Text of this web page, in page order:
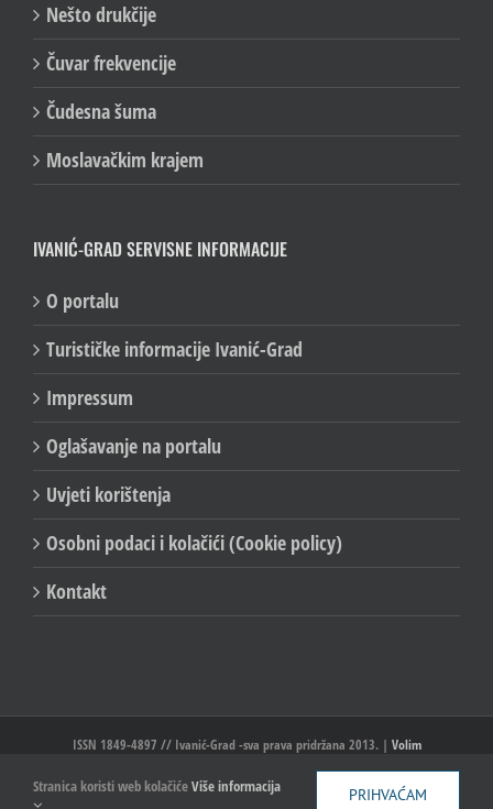
Nešto drukčije
Čuvar frekvencije
Čudesna šuma
Moslavačkim krajem
IVANIĆ-GRAD SERVISNE INFORMACIJE
O portalu
Turističke informacije Ivanić-Grad
Impressum
Oglašavanje na portalu
Uvjeti korištenja
Osobni podaci i kolačići (Cookie policy)
Kontakt
ISSN 1849-4897 // Ivanić-Grad -sva prava pridržana 2013. | Volim
Email
Stranica koristi web kolačićeViše informacija PRIHVAĆAM